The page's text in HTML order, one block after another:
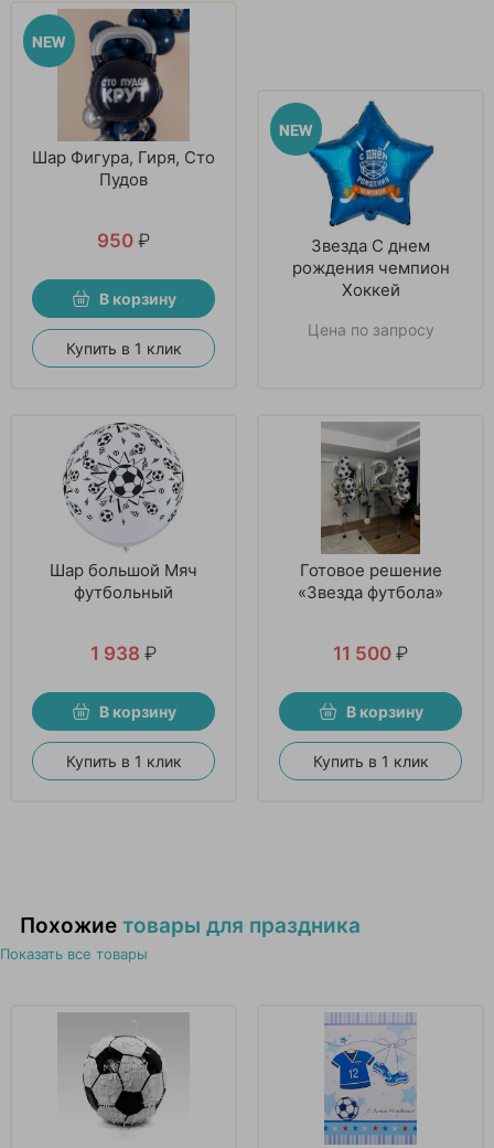
Шар Фигура, Гиря, Сто
Пудов
950 ₽
В корзину
Купить в 1 клик
Звезда С днем
рождения чемпион
Хоккей
Цена по запросу
Шар большой Мяч
футбольный
1 938 ₽
В корзину
Купить в 1 клик
Готовое решение
«Звезда футбола»
11 500 ₽
В корзину
Купить в 1 клик
Похожие товары для праздника
Показать все товары